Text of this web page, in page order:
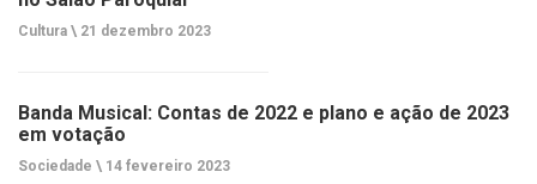
Cultura \ 21 dezembro 2023
Banda Musical: Contas de 2022 e plano e ação de 2023
em votação
Sociedade \ 14 fevereiro 2023